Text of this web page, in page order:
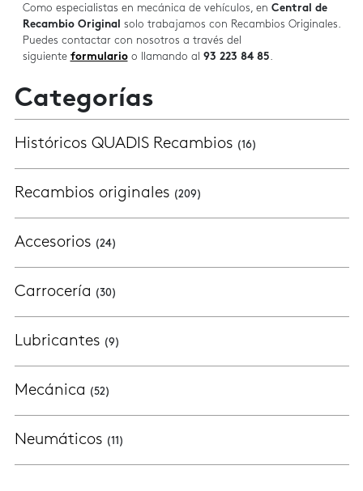
Categorías
Históricos QUADIS Recambios (16)
Recambios originales (209)
Accesorios (24)
Carrocería (30)
Lubricantes (9)
Mecánica (52)
Neumáticos (11)
Como especialistas en mecánica de vehículos, en Central de
Recambio Original
solo trabajamos con Recambios Originales.
Puedes contactar con nosotros a través del
siguiente formularioo llamando al 93 223 84 85.